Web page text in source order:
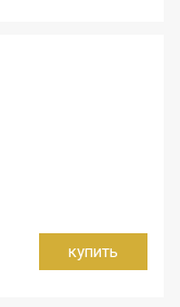
купить